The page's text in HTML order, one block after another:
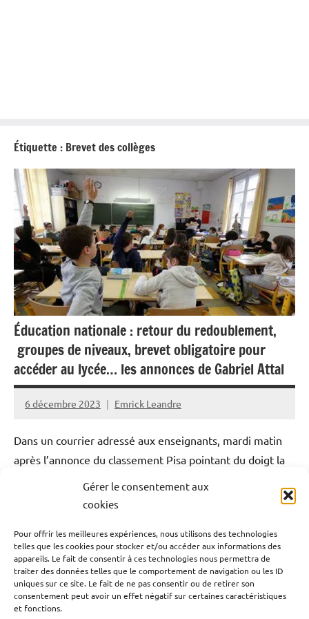
Gérer le consentement aux
cookies
Pour offrir les meilleures expériences, nous utilisons des technologies
telles que les cookies pour stocker et/ou accéder aux informations des
appareils. Le fait de consentir à ces technologies nous permettra de
traiter des données telles que le comportement de navigation ou les ID
uniques sur ce site. Le fait de ne pas consentir ou de retirer son
consentement peut avoir un effet négatif sur certaines caractéristiques
et fonctions.
Étiquette : Brevet des collèges
Éducation nationale : retour du redoublement,
groupes de niveaux, brevet obligatoire pour
accéder au lycée… les annonces de Gabriel Attal
6 décembre 2023 Emrick Leandre
Dans un courrier adressé aux enseignants, mardi matin
après l’annonce du classement Pisa pointant du doigt la
baisse du niveau notamment en maths des élèves
français, Gabriel Attal a dévoilé ses mesures applicables
au primaire, groupes de niveaux au collège, épreuve
anticipée du bac en mathématiques au lycée : ce qui va
changer pour les élèves français, dont le ministre de
l’Éducation nationale Gabriel Attal entend relever le
niveau, notamment en maths et en français.